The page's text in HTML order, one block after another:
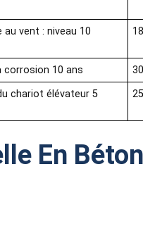
vent : niveau 10
corrosion 10 ans
chariot élévateur 5
En